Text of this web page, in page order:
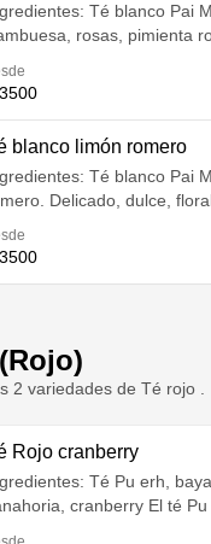
Té blanco Pai
rosas, pimienta rosa. Delicado,
es mínimamente
la producción de
la piel. Bajo en cafeína.
blanco limón romero
Té blanco Pai
dulce, floral con toques
es mínimamente
2 variedades de Té rojo .
Rojo cranberry
Té Pu erh, bayas de sauco,
cranberry El té Pu erh también